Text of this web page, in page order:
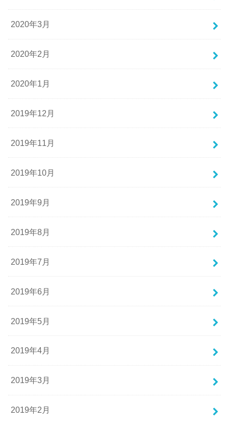
2020年3月
2020年2月
2020年1月
2019年12月
2019年11月
2019年10月
2019年9月
2019年8月
2019年7月
2019年6月
2019年5月
2019年4月
2019年3月
2019年2月